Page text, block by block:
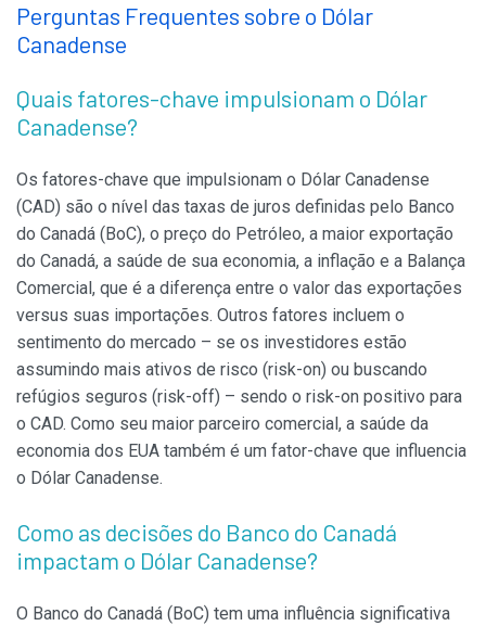
Perguntas Frequentes sobre o Dólar
Canadense
Quais fatores-chave impulsionam o Dólar
Canadense?
Os fatores-chave que impulsionam o Dólar Canadense
(CAD) são o nível das taxas de juros definidas pelo Banco
do Canadá (BoC), o preço do Petróleo, a maior exportação
do Canadá, a saúde de sua economia, a inflação e a Balança
Comercial, que é a diferença entre o valor das exportações
versus suas importações. Outros fatores incluem o
sentimento do mercado – se os investidores estão
assumindo mais ativos de risco (risk-on) ou buscando
refúgios seguros (risk-off) – sendo o risk-on positivo para
o CAD. Como seu maior parceiro comercial, a saúde da
economia dos EUA também é um fator-chave que influencia
o Dólar Canadense.
Como as decisões do Banco do Canadá
impactam o Dólar Canadense?
O Banco do Canadá (BoC) tem uma influência significativa